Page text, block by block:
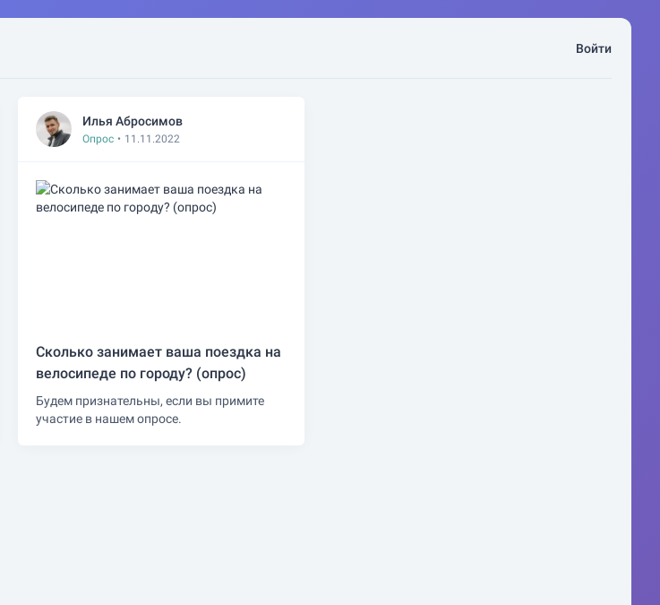
Войти
Илья Абросимов
Опрос • 11.11.2022
Сколько занимает ваша поездка на
велосипеде по городу? (опрос)
Будем признательны, если вы примите
участие в нашем опросе.